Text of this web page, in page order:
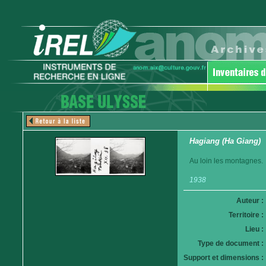
Hagiang (Ha Giang)
Au loin les montagnes.
1938
Auteur :
Territoire :
Lieu :
Type de document :
Support et dimensions :